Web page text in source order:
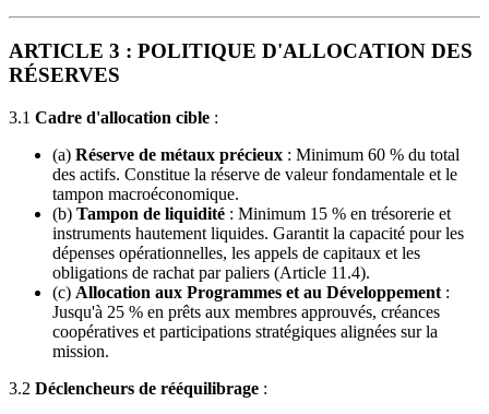
ARTICLE 3 : POLITIQUE D'ALLOCATION DES
RÉSERVES
3.1 Cadre d'allocation cible :
(a) Réserve de métaux précieux : Minimum 60 % du total
des actifs. Constitue la réserve de valeur fondamentale et le
tampon macroéconomique.
(b) Tampon de liquidité : Minimum 15 % en trésorerie et
instruments hautement liquides. Garantit la capacité pour les
dépenses opérationnelles, les appels de capitaux et les
obligations de rachat par paliers (Article 11.4).
(c) Allocation aux Programmes et au Développement :
Jusqu'à 25 % en prêts aux membres approuvés, créances
coopératives et participations stratégiques alignées sur la
mission.
3.2 Déclencheurs de rééquilibrage :